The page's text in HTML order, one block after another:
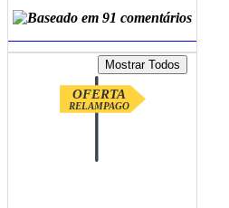
OFERTA
RELAMPAGO